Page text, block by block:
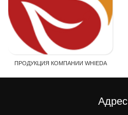
ПРОДУКЦИЯ КОМПАНИИ WHIEDA
Адрес